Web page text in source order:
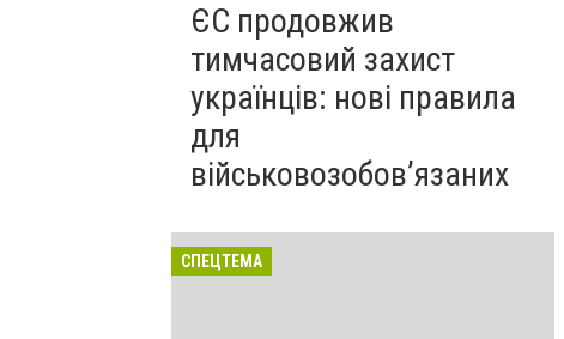
ЄС продовжив
тимчасовий захист
українців: нові правила
для
військовозобов’язаних
СПЕЦТЕМА